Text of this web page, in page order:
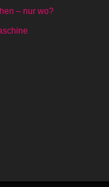
– nur wo?